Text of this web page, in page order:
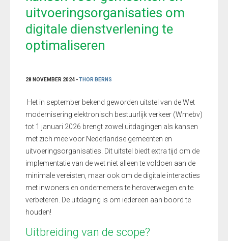
uitvoeringsorganisaties om
digitale dienstverlening te
optimaliseren
28 NOVEMBER 2024 -THOR BERNS
Het in september bekend geworden uitstel van de Wet
modernisering elektronisch bestuurlijk verkeer (Wmebv)
tot 1 januari 2026 brengt zowel uitdagingen als kansen
met zich mee voor Nederlandse gemeenten en
uitvoeringsorganisaties. Dit uitstel biedt extra tijd om de
implementatie van de wet niet alleen te voldoen aan de
minimale vereisten, maar ook om de digitale interacties
met inwoners en ondernemers te heroverwegen en te
verbeteren. De uitdaging is om iedereen aan boord te
houden!
Uitbreiding van de scope?